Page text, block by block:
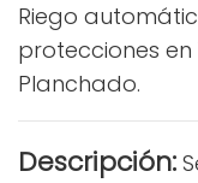
Riego
protecciones
Planchado.
Descripción: